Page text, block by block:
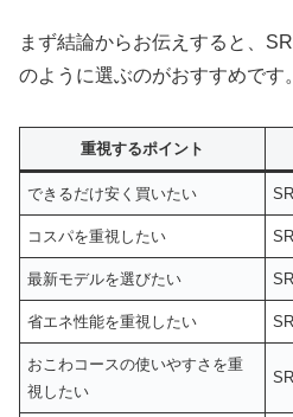
まず結論からお伝えすると、
のように選ぶのがおすすめです。
重視するポイント
できるだけ安く買いたい
コスパを重視したい
最新モデルを選びたい
省エネ性能を重視したい
おこわコースの使いやすさを重
視したい